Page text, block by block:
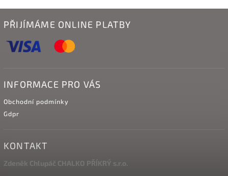
PŘIJÍMÁME ONLINE PLATBY
INFORMACE PRO VÁS
Obchodní podmínky
Gdpr
KONTAKT
Zdeněk Chlupáč CHALKO PŘÍKRÝ s.r.o.